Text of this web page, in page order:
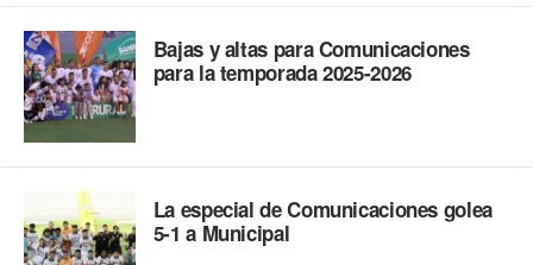
Bajas y altas para Comunicaciones
para la temporada 2025-2026
La especial de Comunicaciones golea
5-1 a Municipal